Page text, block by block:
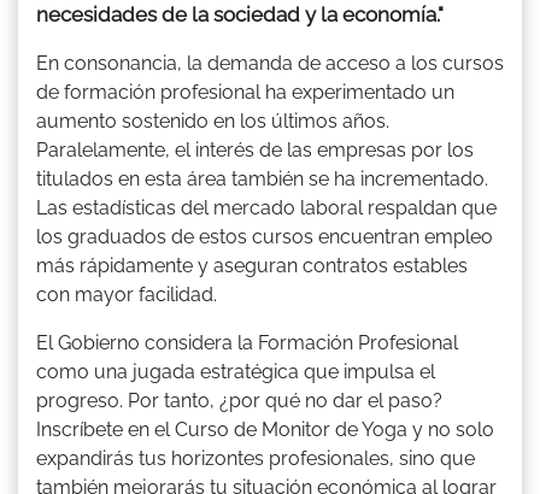
necesidades de la sociedad y la economía."
En consonancia, la demanda de acceso a los cursos
de formación profesional ha experimentado un
aumento sostenido en los últimos años.
Paralelamente, el interés de las empresas por los
titulados en esta área también se ha incrementado.
Las estadísticas del mercado laboral respaldan que
los graduados de estos cursos encuentran empleo
más rápidamente y aseguran contratos estables
con mayor facilidad.
El Gobierno considera la Formación Profesional
como una jugada estratégica que impulsa el
progreso. Por tanto, ¿por qué no dar el paso?
Inscríbete en el Curso de Monitor de Yoga y no solo
expandirás tus horizontes profesionales, sino que
también mejorarás tu situación económica al lograr